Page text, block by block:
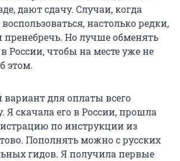
дают сдачу. Случаи, когда
настолько редки,
Но лучше обменять
России, чтобы на месте уже не
этом.
для оплаты всего
Я скачала его в России, прошла
по инструкции из
Пополнять можно с русских
гидов. Я получила первые